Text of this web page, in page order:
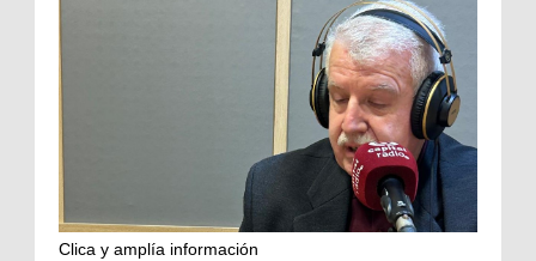
Clica y amplía información